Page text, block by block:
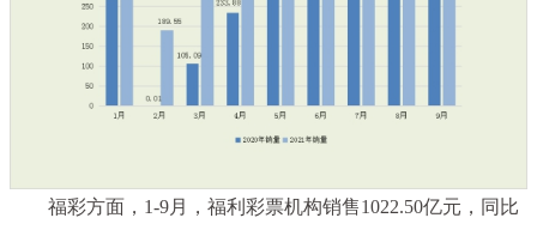
福彩方面，1-9月，福利彩票机构销售1022.50亿元，同比